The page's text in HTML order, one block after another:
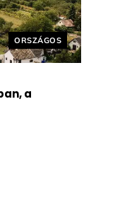
Helyszín címkék:
ORSZÁGOS
a